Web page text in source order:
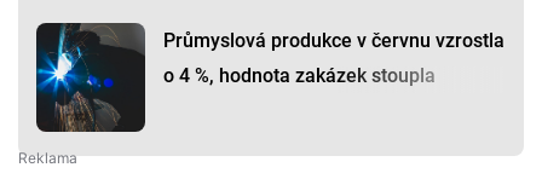
Průmyslová produkce v červnu vzrostla
o 4 %, hodnota zakázek stoupla